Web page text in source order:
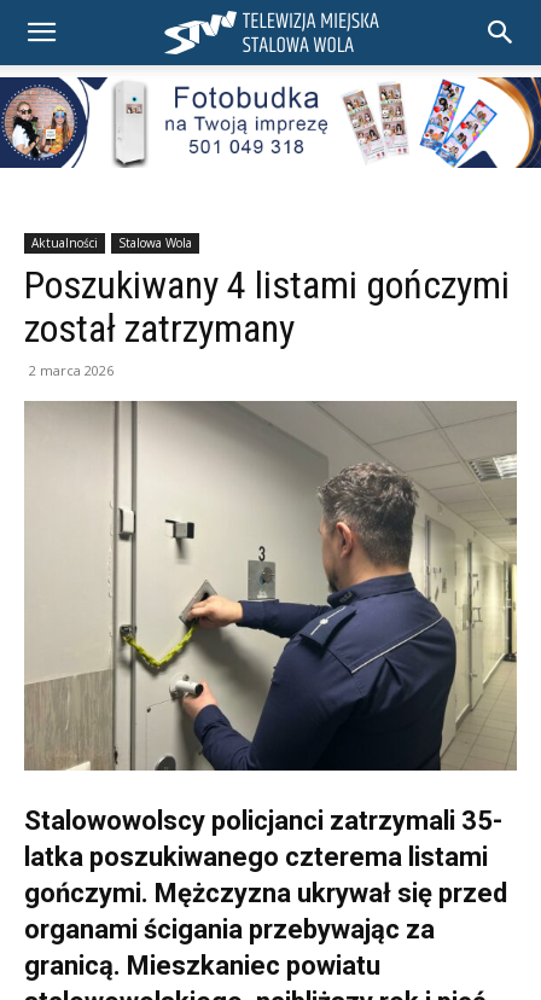
Aktualności Stalowa Wola
Poszukiwany 4 listami gończymi
został zatrzymany
2 marca 2026
Stalowowolscy policjanci zatrzymali 35-
latka poszukiwanego czterema listami
gończymi. Mężczyzna ukrywał się przed
organami ścigania przebywając za
granicą. Mieszkaniec powiatu